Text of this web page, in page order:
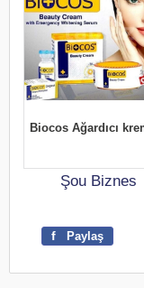
Şou Biznes
f Paylaş